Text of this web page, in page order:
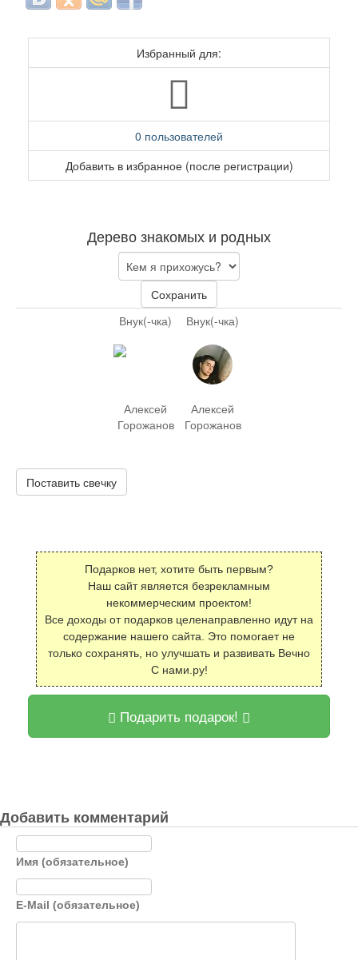
Избранный для:
0 пользователей
Добавить в избранное (после регистрации)
Дерево знакомых и родных
Сохранить
Внук(-чка)
Алексей
Горожанов
Внук(-чка)
Алексей
Горожанов
Поставить свечку
Подарков нет, хотите быть первым?
Наш сайт является безрекламным
некоммерческим проектом!
Все доходы от подарков целенаправленно идут на
содержание нашего сайта. Это помогает не
только сохранять, но улучшать и развивать Вечно
С нами.ру!
Подарить подарок!
Добавить комментарий
Имя (обязательное)
E-Mail (обязательное)